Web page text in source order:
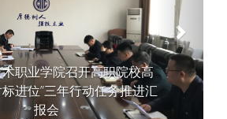
职业学院召开高职院校高
进位”三年行动任务推进汇
报会